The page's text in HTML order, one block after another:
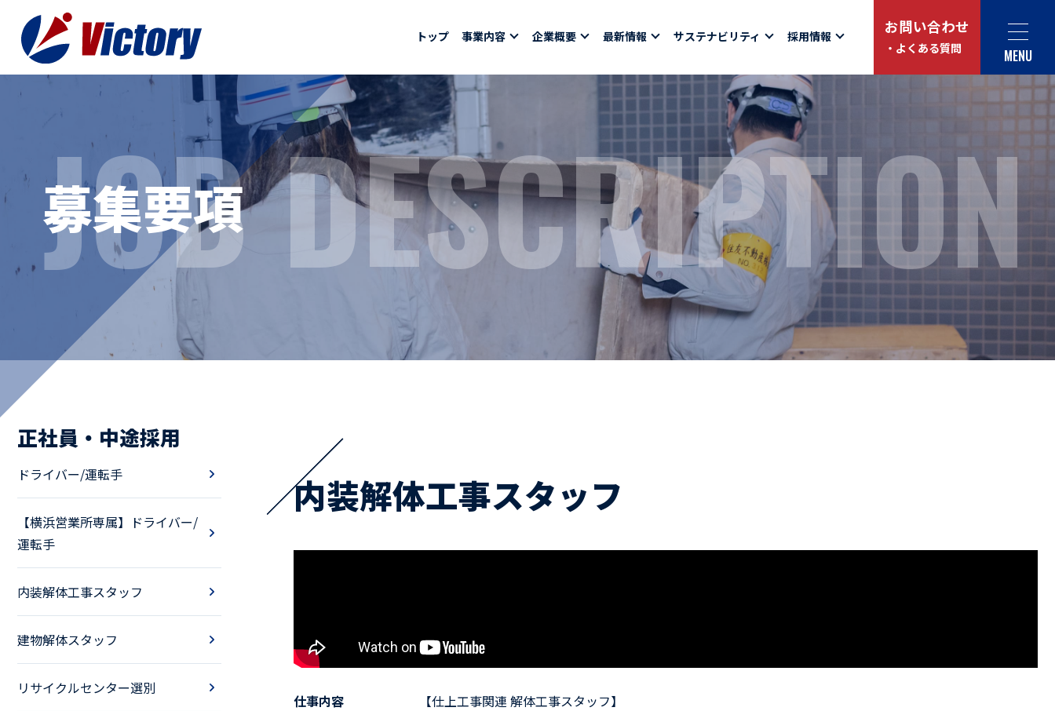
MENU
トップ 事業内容 企業概要 最新情報 サステナビリティ 採用情報
お問い合わせ
・よくある質問
事業紹介
総合解体 / 解体事業
産業廃棄物収集/ 運搬
企業概要
私たちについて
サステナビリティ
活動レポート
最新情報
お役立ちコラム
プライバシーポリシー
よくある質問
社員紹介
社員インタビュー
育休取得者インタビュー
福利厚生
募集要項一覧
ドライバー職場体験
Social link
サイト内検索
募集要項
JOB DESCRIPTION
正社員・中途採用
ドライバー/運転手
【横浜営業所専属】ドライバー/
運転手
内装解体工事スタッフ
建物解体スタッフ
リサイクルセンター選別
内装解体工事スタッフ
仕事内容
【仕上工事関連 解体工事スタッフ】